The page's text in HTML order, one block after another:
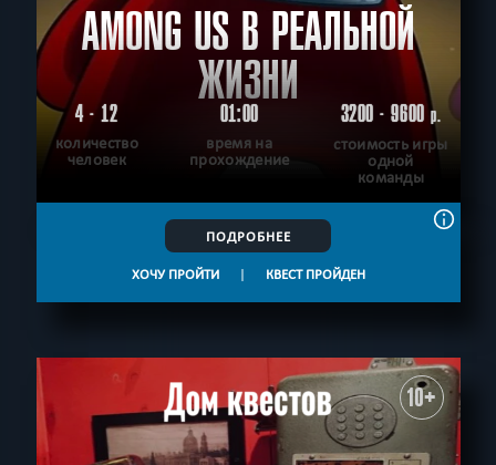
AMONG US В РЕАЛЬНОЙ
ЖИЗНИ
4 - 12
количество
человек
01:00
время на
прохождение
3200 - 9600р.
стоимость игры
одной
команды
ПОДРОБНЕЕ
ХОЧУ ПРОЙТИ | КВЕСТ ПРОЙДЕН
10+